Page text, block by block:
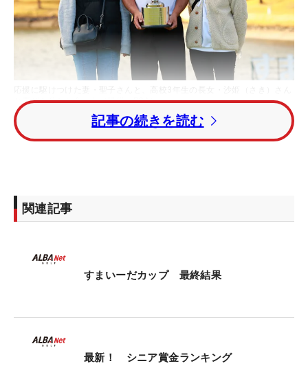
と喜びを分かち合った（提供：PGA）
＜すまいーだカップ シニアゴルフトーナメント 最
2日目が中止となり36ホールの短縮競技となった大
り、シニアツアー初優勝。今季シニアデビューし、
9試合目での勝利に増田は「うれしいです。まさか
にうれしいです」と喜びを語り、表彰式では応援に
駆けつけた妻・聖子さんと、高校3年生の長女・沙
姫（さき）さんも写真に収まった。
記事の続きを読む
関連記事
すまいーだカップ 最終結果
最新！ シニア賞金ランキング